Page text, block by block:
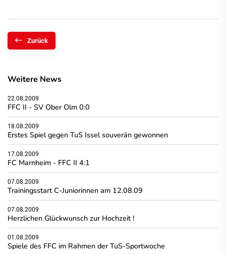
Zurück
Weitere News
22.08.2009
FFC II - SV Ober Olm 0:0
18.08.2009
Erstes Spiel gegen TuS Issel souverän gewonnen
17.08.2009
FC Marnheim - FFC II 4:1
07.08.2009
Trainingsstart C-Juniorinnen am 12.08.09
07.08.2009
Herzlichen Glückwunsch zur Hochzeit !
01.08.2009
Spiele des FFC im Rahmen der TuS-Sportwoche